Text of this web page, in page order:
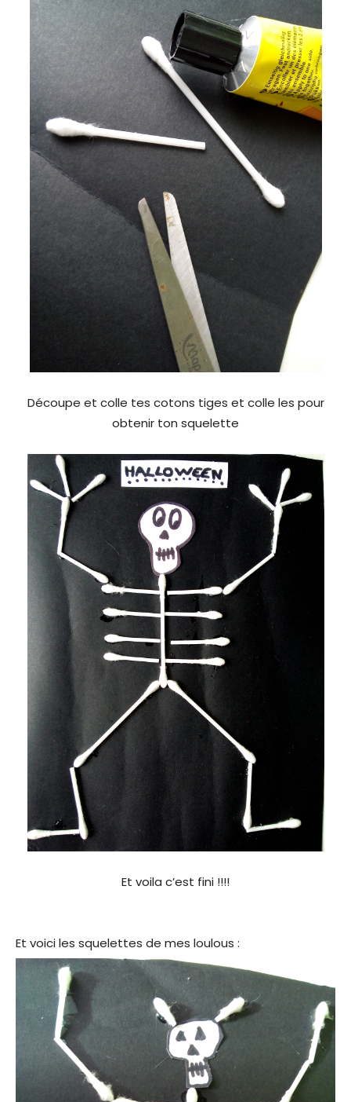
Découpe et colle tes cotons tiges et colle les pour
obtenir ton squelette
Et voila c’est fini !!!!
Et voici les squelettes de mes loulous :